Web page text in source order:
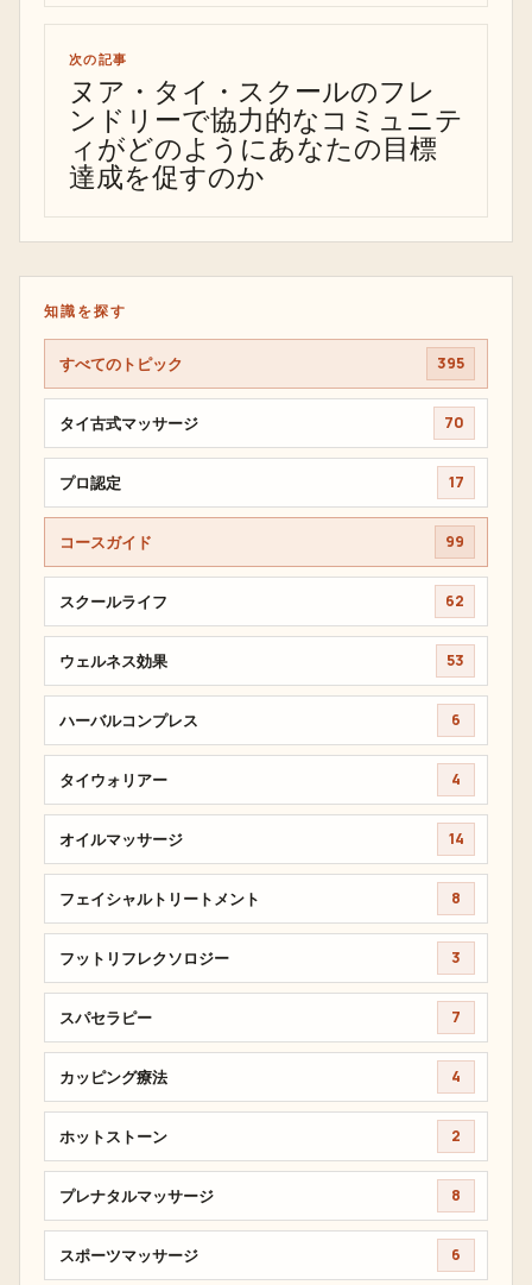
次の記事
ヌア・タイ・スクールのフレ
ンドリーで協力的なコミュニテ
ィがどのようにあなたの目標
達成を促すのか
知識を探す
すべてのトピック 395
タイ古式マッサージ 70
プロ認定 17
コースガイド 99
スクールライフ 62
ウェルネス効果 53
ハーバルコンプレス 6
タイウォリアー 4
オイルマッサージ 14
フェイシャルトリートメント 8
フットリフレクソロジー 3
スパセラピー 7
カッピング療法 4
ホットストーン 2
プレナタルマッサージ 8
スポーツマッサージ 6